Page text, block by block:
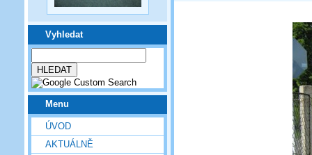
Vyhledat
Menu
ÚVOD
AKTUÁLNĚ